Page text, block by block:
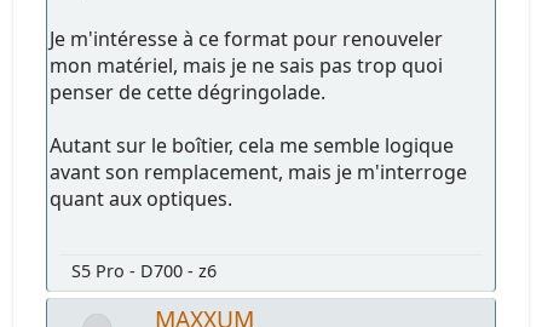
Je m'intéresse à ce format pour renouveler
mon matériel, mais je ne sais pas trop quoi
penser de cette dégringolade.
Autant sur le boîtier, cela me semble logique
avant son remplacement, mais je m'interroge
quant aux optiques.
S5 Pro - D700 - z6
MAXXUM